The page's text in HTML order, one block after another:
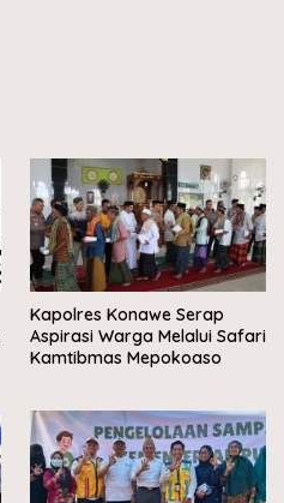
Kapolres Konawe Serap
Aspirasi Warga Melalui Safari
Kamtibmas Mepokoaso